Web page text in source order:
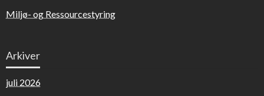
Miljø- og Ressourcestyring
Arkiver
juli 2026